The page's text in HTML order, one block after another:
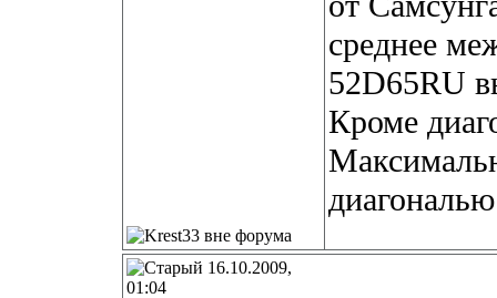
среднее
52D65RU
Кроме
16.10.2009,
01:04